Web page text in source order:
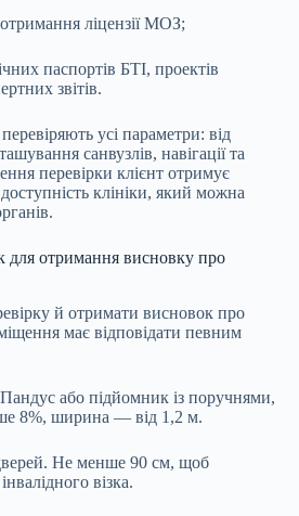
ліцензії МОЗ;
паспортів БТІ, проектів
звітів.
усі параметри: від
санвузлів, навігації та
перевірки клієнт отримує
клініки, який можна
для отримання висновку про
й отримати висновок про
має відповідати певним
або підйомник із поручнями,
8%, ширина — від 1,2 м.
Не менше 90 см, щоб
візка.